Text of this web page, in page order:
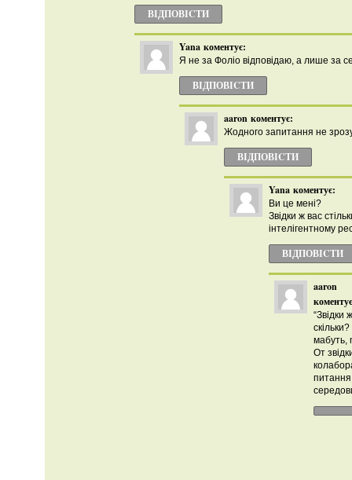
ВІДПОВІCТИ
Yana коментує:
Я не за Фоліо відповідаю, а лише за
ВІДПОВІCТИ
aaron коментує:
Жодного запитання не
ВІДПОВІCТИ
Yana коментує:
Ви це мені?
Звідки ж вас
інтелігентному
ВІДПОВІCТИ
aaron
“Звідки
мабуть,
От
питання